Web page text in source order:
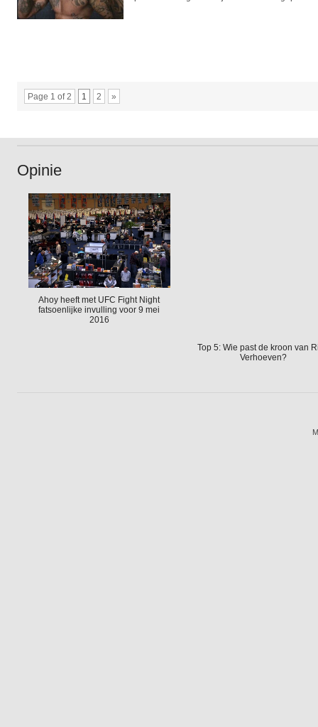
Page 1 of 2 1 2 »
Opinie
Ahoy heeft met UFC Fight Night
fatsoenlijke invulling voor 9 mei
2016
Top 5: Wie past de kroon van
Verhoeven?